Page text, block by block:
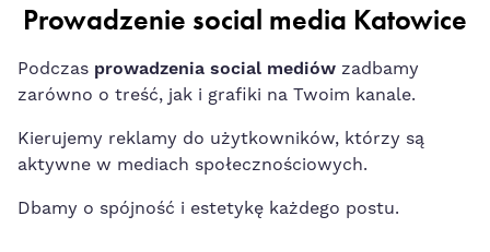
Prowadzenie social media Katowice
Podczas prowadzenia social mediów zadbamy
zarówno o treść, jak i grafiki na Twoim kanale.
Kierujemy reklamy do użytkowników, którzy są
aktywne w mediach społecznościowych.
Dbamy o spójność i estetykę każdego postu.